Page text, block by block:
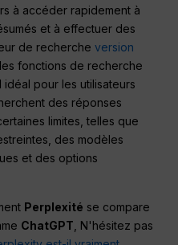
à accéder rapidement à
et à effectuer des
de rechercheversion
fonctions de recherche
pour les utilisateurs
des réponses
limites, telles que
des modèles
et des options
Perplexité se compare
ChatGPT , N'hésitez pas